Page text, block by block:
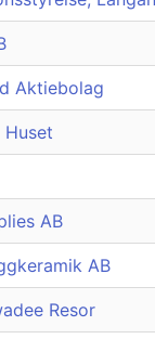
Aktiebolag
Huset
AB
AB
Resor